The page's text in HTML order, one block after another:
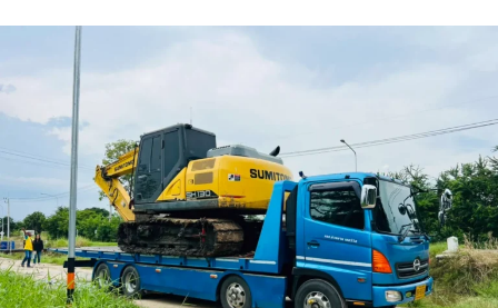
หน
บริก
ขน
ย้าย
เครื่
กล
หนัก
ทุก